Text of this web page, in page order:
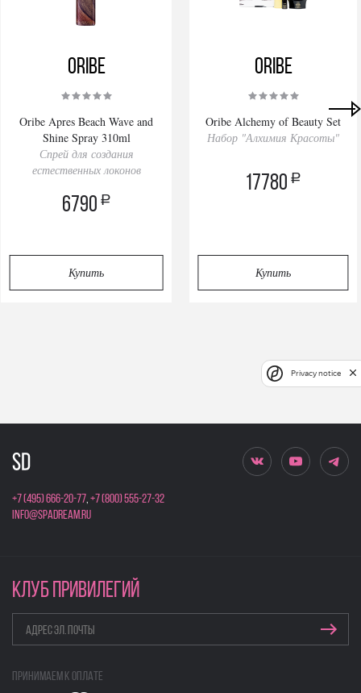
Oribe
Oribe Apres Beach Wave and
Shine Spray 310ml
Спрей для создания
естественных локонов
6790 a
Купить
Oribe
Oribe Alchemy of Beauty Set
Набор "Алхимия Красоты"
17780 a
Купить
+7 (495) 666-20-77,+7 (800) 555-27-32
info@spadream.ru
КЛУБ ПРИВИЛЕГИЙ
Принимаем к оплате
Privacy notice